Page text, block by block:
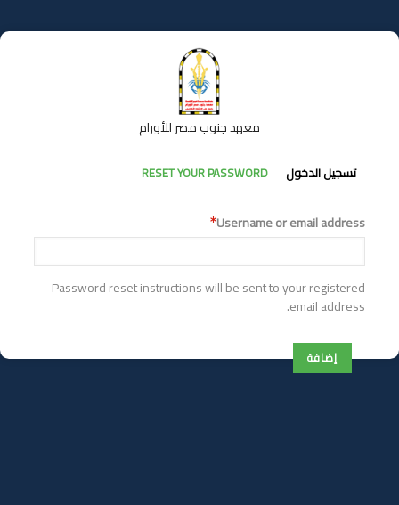
إلى
المحتوى
معهد جنوب مصر للأورام
التبويبات
الأساسية
تسجيل الدخول RESET YOUR PASSWORD
Username or email address
Password reset instructions will be sent to your registered
email address.